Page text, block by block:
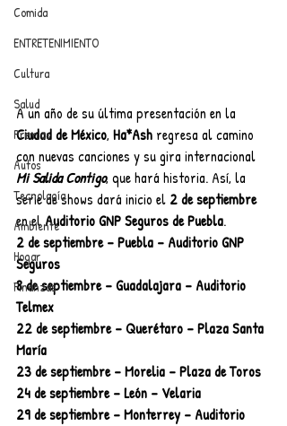
Comida
ENTRETENIMIENTO
Cultura
Salud
Premios
Autos
Tecnología
Ambiente
Hogar
Finanzas
A un año de su última presentación en la
Ciudad de México, Ha*Ash regresa al camino
con nuevas canciones y su gira internacional
Mi Salida Contigo, que hará historia. Así, la
serie de shows dará inicio el 2 de septiembre
en el Auditorio GNP Seguros de Puebla.
2 de septiembre – Puebla – Auditorio GNP
Seguros
8 de septiembre – Guadalajara – Auditorio
Telmex
22 de septiembre – Querétaro – Plaza Santa
María
23 de septiembre – Morelia – Plaza de Toros
24 de septiembre – León – Velaria
29 de septiembre – Monterrey – Auditorio